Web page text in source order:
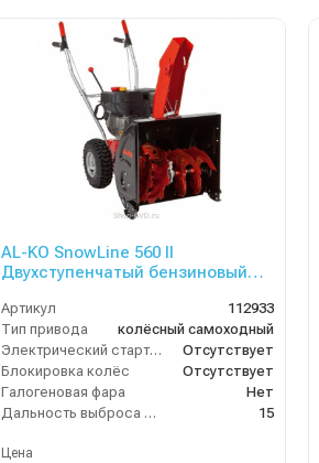
AL-KO SnowLine 560 II
Двухступенчатый бензиновый
Артикул
112933
Тип привода
колёсный самоходный
Электрический стартер
Отсутствует
Блокировка колёс
Отсутствует
Галогеновая фара
Нет
Дальность выброса снега (м)
15
Цена